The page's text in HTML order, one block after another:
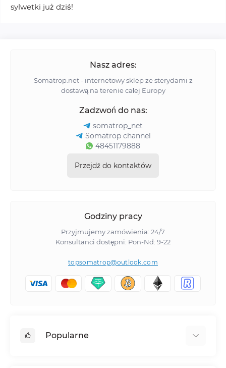
sylwetki już dziś!
Nasz adres:
Somatrop.net - internetowy sklep ze sterydami z
dostawą na terenie całej Europy
Zadzwoń do nas:
somatrop_net
Somatrop channel
48451179888
Przejdź do kontaktów
Godziny pracy
Przyjmujemy zamówienia: 24/7
Konsultanci dostępni: Pon-Nd: 9-22
topsomatrop@outlook.com
Popularne